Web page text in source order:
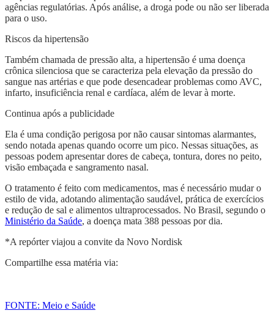
agências regulatórias. Após análise, a droga pode ou não ser liberada
para o uso.
Riscos da hipertensão
Também chamada de pressão alta, a hipertensão é uma doença
crônica silenciosa que se caracteriza pela elevação da pressão do
sangue nas artérias e que pode desencadear problemas como AVC,
infarto, insuficiência renal e cardíaca, além de levar à morte.
Continua após a publicidade
Ela é uma condição perigosa por não causar sintomas alarmantes,
sendo notada apenas quando ocorre um pico. Nessas situações, as
pessoas podem apresentar dores de cabeça, tontura, dores no peito,
visão embaçada e sangramento nasal.
O tratamento é feito com medicamentos, mas é necessário mudar o
estilo de vida, adotando alimentação saudável, prática de exercícios
e redução de sal e alimentos ultraprocessados. No Brasil, segundo o
Ministério da Saúde, a doença mata 388 pessoas por dia.
*A repórter viajou a convite da Novo Nordisk
Compartilhe essa matéria via:
FONTE: Meio e Saúde